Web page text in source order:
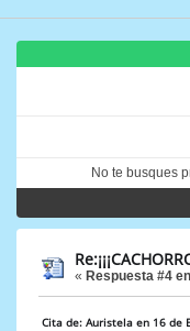
No te busques
« Respuesta #4
Cita de: Auristela en 16 de